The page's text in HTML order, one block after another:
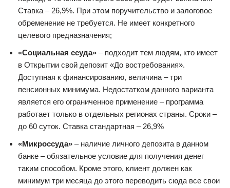
Ставка – 26,9%. При этом поручительство и залоговое
обременение не требуется. Не имеет конкретного
целевого предназначения;
«Социальная ссуда» – подходит тем людям, кто имеет
в Открытии свой депозит «До востребования».
Доступная к финансированию, величина – три
пенсионных минимума. Недостатком данного варианта
является его ограниченное применение – программа
работает только в отдельных регионах страны. Сроки –
до 60 суток. Ставка стандартная – 26,9%
«Микроссуда» – наличие личного депозита в данном
банке – обязательное условие для получения денег
таким способом. Кроме этого, клиент должен как
минимум три месяца до этого переводить сюда все свои